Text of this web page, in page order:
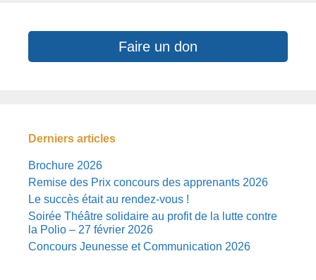
Faire un don
Derniers articles
Brochure 2026
Remise des Prix concours des apprenants 2026
Le succès était au rendez-vous !
Soirée Théâtre solidaire au profit de la lutte contre
la Polio – 27 février 2026
Concours Jeunesse et Communication 2026